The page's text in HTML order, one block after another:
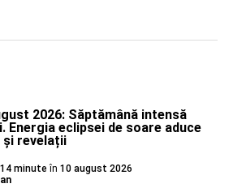
2026: Săptămână intensă
Energia eclipsei de soare aduce
și revelații
minute în 10 august 2026